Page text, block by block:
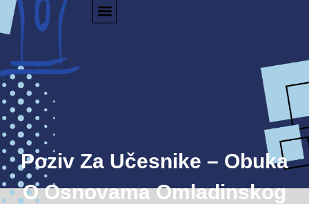
Poziv Za Učesnike – Obuka
O Osnovama Omladinskog